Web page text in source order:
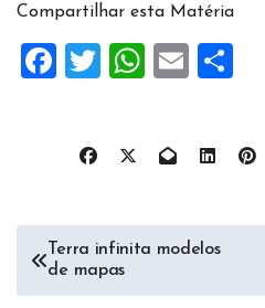
Compartilhar esta Matéria
Facebook
TwitterEmail
Navegação
Terra infinita modelos
de mapas